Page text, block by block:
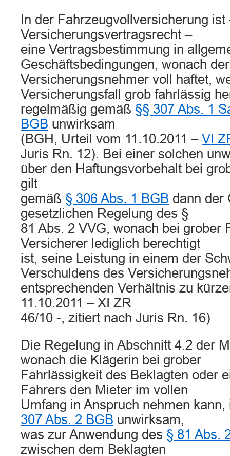
In der Fahrzeugvollversicherung
Versicherungsvertragsrecht –
eine Vertragsbestimmung in
Geschäftsbedingungen, wonach der
Versicherungsnehmer voll haftet,
Versicherungsfall grob fahrlässig
regelmäßig gemäß §§ 307 Abs. 1
BGB unwirksam
(BGH, Urteil vom 11.10.2011 – VI
Juris Rn. 12). Bei einer solchen
über den Haftungsvorbehalt bei
gilt
gemäß § 306 Abs. 1 BGB dann der
gesetzlichen Regelung des §
81 Abs. 2 VVG, wonach bei grober
Versicherer lediglich berechtigt
ist, seine Leistung in einem der
Verschuldens des
entsprechenden Verhältnis zu
11.10.2011 – XI ZR
46/10 -, zitiert nach Juris Rn. 16)
Die Regelung in Abschnitt 4.2 der
wonach die Klägerin bei grober
Fahrlässigkeit des Beklagten oder
Fahrers den Mieter im vollen
Umfang in Anspruch nehmen
307 Abs. 2 BGB unwirksam,
was zur Anwendung des § 81 Abs.
zwischen dem Beklagten